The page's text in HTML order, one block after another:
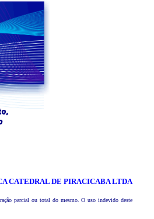
CATEDRAL DE PIRACICABA LTDA
parcial ou total do mesmo. O uso indevido deste